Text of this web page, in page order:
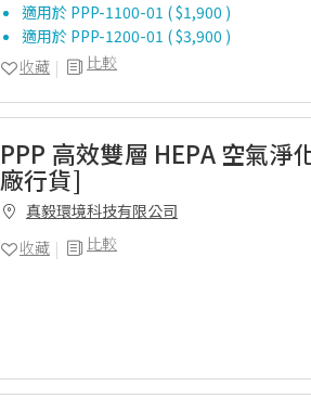
適用於 PPP-1100-01 ( $1,900 )
適用於 PPP-1200-01 ( $3,900 )
比較
收藏
PPP 高效雙層 HEPA 空氣淨
廠行貨]
真毅環境科技有限公司
比較
收藏